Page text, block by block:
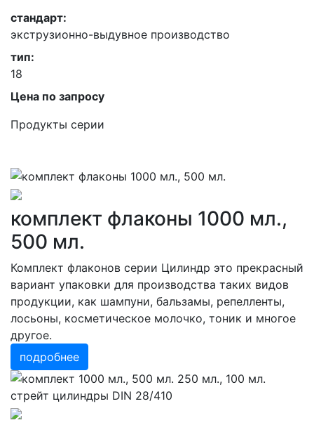
стандарт:
экструзионно-выдувное производство
тип:
18
Цена по запросу
Продукты серии
комплект флаконы 1000 мл.,
500 мл.
Комплект флаконов серии Цилиндр это прекрасный
вариант упаковки для производства таких видов
продукции, как шампуни, бальзамы, репелленты,
лосьоны, косметическое молочко, тоник и многое
другое.
подробнее